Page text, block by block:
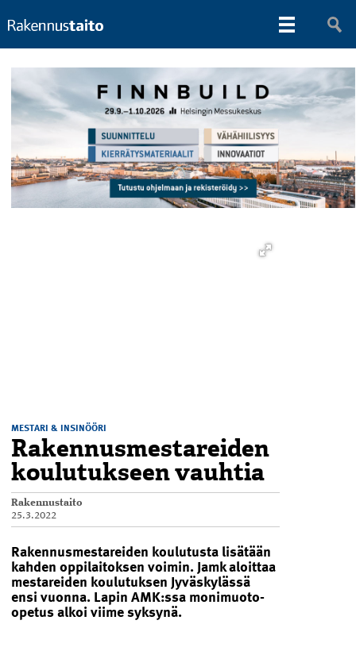
MESTARI & INSINÖÖRI
Rakennusmestareiden
koulutukseen vauhtia
Rakennustaito
25.3.2022
Rakennusmestareiden koulutusta lisätään
kahden oppilaitoksen voimin. Jamk aloittaa
mestareiden koulutuksen Jyväskylässä
ensi vuonna. Lapin AMK:ssa monimuoto-
opetus alkoi viime syksynä.